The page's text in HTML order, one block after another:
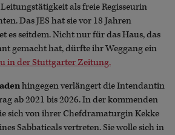
als freie Regisseurin
Das JES hat sie vor 18 Jahren
es seitdem. Nicht nur für das Haus, das
gemacht hat, dürfte ihr Weggang ein
in der Stuttgarter Zeitung.
hingegen verlängert die Intendantin
ab 2021 bis 2026. In der kommenden
sich von ihrer Chefdramaturgin Kekke
Sabbaticals vertreten. Sie wolle sich in